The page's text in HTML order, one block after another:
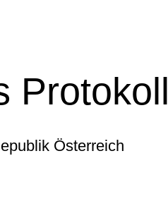
Protokoll
Österreich